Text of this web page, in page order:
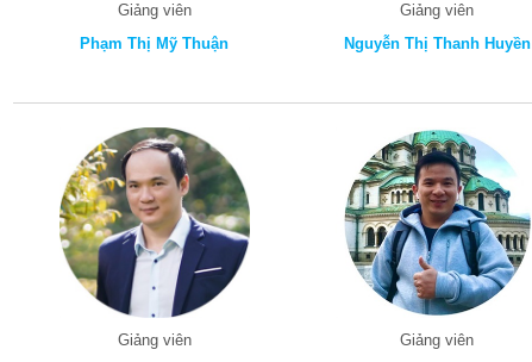
Giảng viên
Phạm Thị Mỹ Thuận
Giảng viên
Nguyễn Thị Thanh Huyền
Giảng viên
Giảng viên